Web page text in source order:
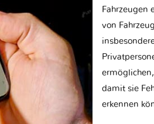
Fahrzeugen
von
damit sie
erkennen